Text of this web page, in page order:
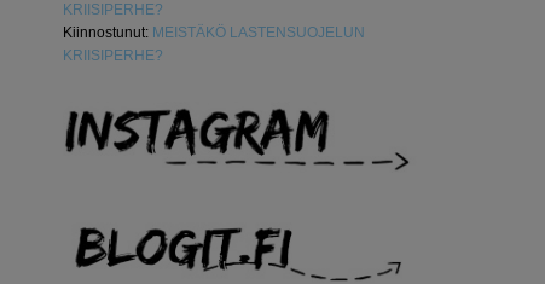
KRIISIPERHE?
Kiinnostunut: MEISTÄKÖ LASTENSUOJELUN
KRIISIPERHE?